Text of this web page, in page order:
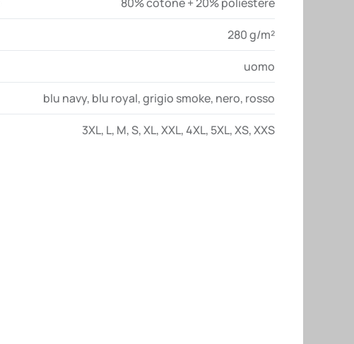
280 g/m²
uomo
blu navy, blu royal,grigio smoke, nero, rosso
3XL, L, M,S,XL,XXL,4XL, 5XL,XS,XXS